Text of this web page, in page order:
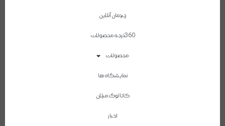
چیدمان آنلاین
360درجه محصولات
محصولات
نمایشگاه ها
کاتالوگ میلان
اخبار